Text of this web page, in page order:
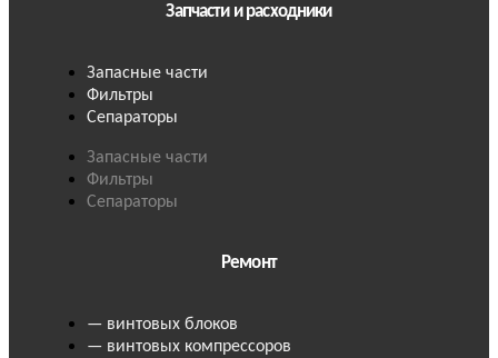
Запчасти и расходники
Запасные части
Фильтры
Сепараторы
Запасные части
Фильтры
Сепараторы
Ремонт
— винтовых блоков
— винтовых компрессоров